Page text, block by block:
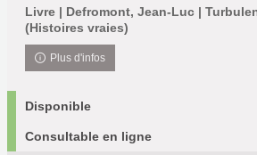
Livre | Defromont, Jean-Luc |
(Histoires vraies)
Plus d'infos
Disponible
Consultable en ligne